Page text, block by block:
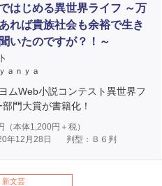
はじめる異世界ライフ ～万
れば貴族社会も余裕で生き
いたのですが？！～
ａｎｙａ
ムWeb小説コンテスト異世界フ
門大賞が書籍化！
（本体1,200円＋税）
年12月28日
判型：Ｂ６判
新文芸